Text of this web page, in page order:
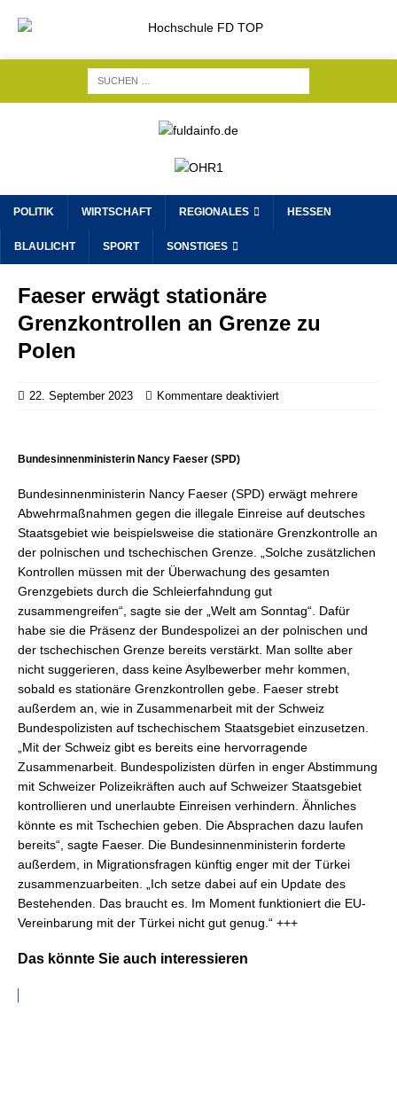
POLITIK WIRTSCHAFT REGIONALES HESSEN
BLAULICHT SPORT SONSTIGES
Faeser erwägt stationäre
Grenzkontrollen an Grenze zu
Polen
22. September 2023 Kommentare deaktiviert
Bundesinnenministerin Nancy Faeser (SPD)
Bundesinnenministerin Nancy Faeser (SPD) erwägt mehrere
Abwehrmaßnahmen gegen die illegale Einreise auf deutsches
Staatsgebiet wie beispielsweise die stationäre Grenzkontrolle an
der polnischen und tschechischen Grenze. „Solche zusätzlichen
Kontrollen müssen mit der Überwachung des gesamten
Grenzgebiets durch die Schleierfahndung gut
zusammengreifen“, sagte sie der „Welt am Sonntag“. Dafür
habe sie die Präsenz der Bundespolizei an der polnischen und
der tschechischen Grenze bereits verstärkt. Man sollte aber
nicht suggerieren, dass keine Asylbewerber mehr kommen,
sobald es stationäre Grenzkontrollen gebe. Faeser strebt
außerdem an, wie in Zusammenarbeit mit der Schweiz
Bundespolizisten auf tschechischem Staatsgebiet einzusetzen.
„Mit der Schweiz gibt es bereits eine hervorragende
Zusammenarbeit. Bundespolizisten dürfen in enger Abstimmung
mit Schweizer Polizeikräften auch auf Schweizer Staatsgebiet
kontrollieren und unerlaubte Einreisen verhindern. Ähnliches
könnte es mit Tschechien geben. Die Absprachen dazu laufen
bereits“, sagte Faeser. Die Bundesinnenministerin forderte
außerdem, in Migrationsfragen künftig enger mit der Türkei
zusammenzuarbeiten. „Ich setze dabei auf ein Update des
Bestehenden. Das braucht es. Im Moment funktioniert die EU-
Vereinbarung mit der Türkei nicht gut genug.“ +++
Das könnte Sie auch interessieren